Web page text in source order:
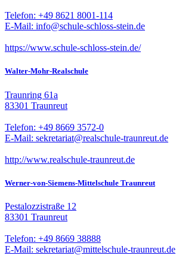
Telefon: +49 8621 8001-114
E-Mail: info@schule-schloss-stein.de
https://www.schule-schloss-stein.de/
Walter-Mohr-Realschule
Traunring 61a
83301 Traunreut
Telefon: +49 8669 3572-0
E-Mail: sekretariat@realschule-traunreut.de
http://www.realschule-traunreut.de
Werner-von-Siemens-Mittelschule Traunreut
Pestalozzistraße 12
83301 Traunreut
Telefon: +49 8669 38888
E-Mail: sekretariat@mittelschule-traunreut.de